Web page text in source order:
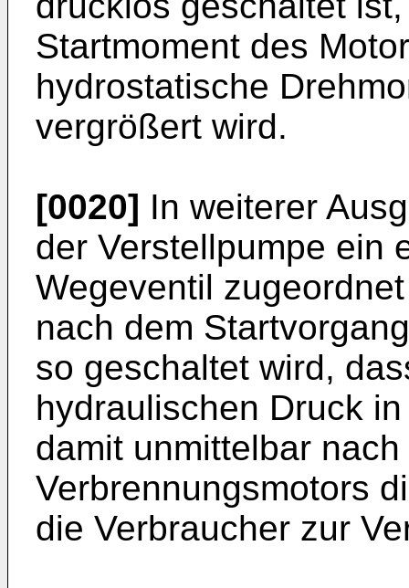
Startmoment des
hydrostatische
vergrößert wird.
[0020] In weiterer
der Verstellpumpe ein
Wegeventil
nach dem
so geschaltet wird,
hydraulischen Druck
damit unmittelbar
Verbrennungsmotors
die Verbraucher zur